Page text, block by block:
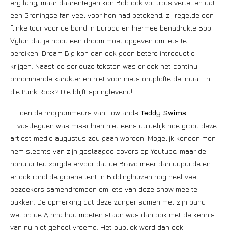
erg lang, maar daarentegen kon Bob ook vol trots vertellen dat
een Groningse fan veel voor hen had betekend, zij regelde een
flinke tour voor de band in Europa en hiermee benadrukte Bob
Vylan dat je nooit een droom moet opgeven om iets te
bereiken. Dream Big kon dan ook geen betere introductie
krijgen. Naast de serieuze teksten was er ook het continu
oppompende karakter en niet voor niets ontplofte de India. En
die Punk Rock? Die blijft springlevend!
Toen de programmeurs van Lowlands Teddy Swims
vastlegden was misschien niet eens duidelijk hoe groot deze
artiest medio augustus zou gaan worden. Mogelijk kenden men
hem slechts van zijn geslaagde covers op Youtube, maar de
populariteit zorgde ervoor dat de Bravo meer dan uitpuilde en
er ook rond de groene tent in Biddinghuizen nog heel veel
bezoekers samendromden om iets van deze show mee te
pakken. De opmerking dat deze zanger samen met zijn band
wel op de Alpha had moeten staan was dan ook met de kennis
van nu niet geheel vreemd. Het publiek werd dan ook